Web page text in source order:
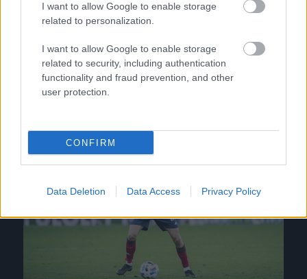
I want to allow Google to enable storage
related to personalization.
I want to allow Google to enable storage
related to security, including authentication
functionality and fraud prevention, and other
user protection.
CONFIRM
Data Deletion Data Access Privacy Policy
A fájó kupabúcsú után a Vidi a ZTE
bajnokságban sem megy, ezt támasztja alá,
hogy […]